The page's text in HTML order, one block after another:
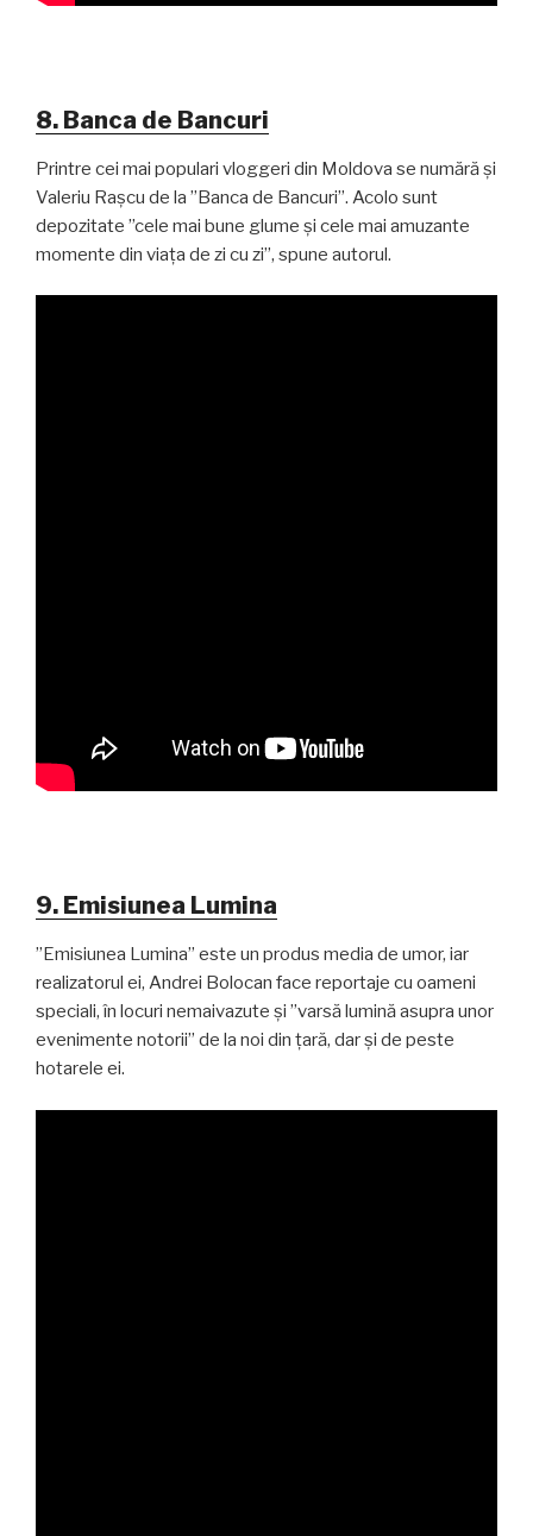
8. Banca de Bancuri
Printre cei mai populari vloggeri din Moldova se numără și
Valeriu Rașcu de la ”Banca de Bancuri”. Acolo sunt
depozitate ”cele mai bune glume și cele mai amuzante
momente din viața de zi cu zi”, spune autorul.
9. Emisiunea Lumina
”Emisiunea Lumina” este un produs media de umor, iar
realizatorul ei, Andrei Bolocan face reportaje cu oameni
speciali, în locuri nemaivazute și ”varsă lumină asupra unor
evenimente notorii” de la noi din țară, dar și de peste
hotarele ei.